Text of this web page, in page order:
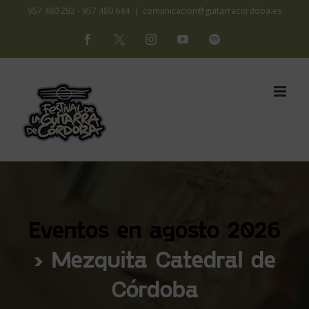
contenido
957 480 292 - 957 480 644 | comunicacion@guitarracordoba.es
Facebook
X InstagramYouTubeSpotify
Eventos en agosto 2026
› Mezquita Catedral de
Córdoba